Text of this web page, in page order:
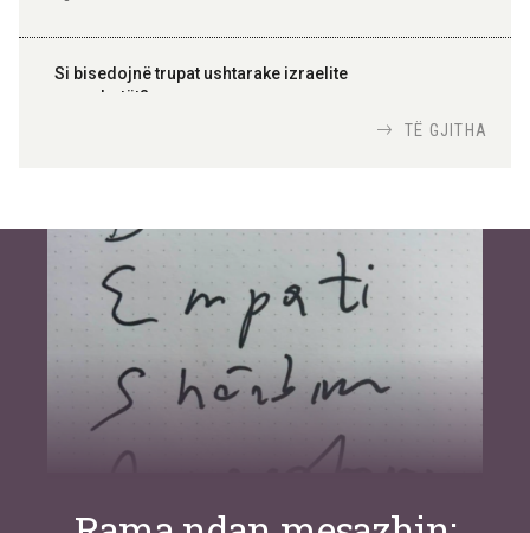
Si bisedojnë trupat ushtarake izraelite
me robotët?
inteligjente izraelite
TË GJITHA